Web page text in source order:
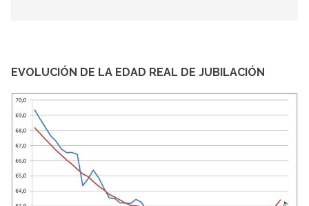
EVOLUCIÓN DE LA EDAD REAL DE JUBILACIÓN